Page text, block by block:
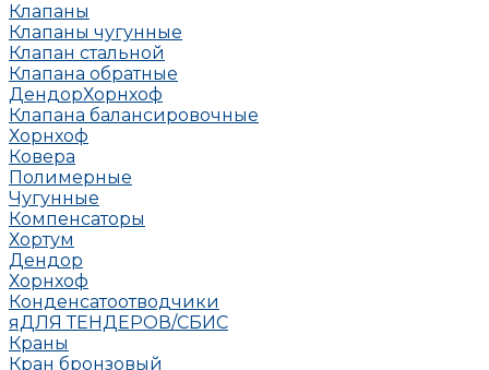
Клапаны
Клапаны чугунные
Клапан стальной
Клапана обратные
ДендорХорнхоф
Клапана балансировочные
Хорнхоф
Ковера
Полимерные
Чугунные
Компенсаторы
Хортум
Дендор
Хорнхоф
Конденсатоотводчики
яДЛЯ ТЕНДЕРОВ/СБИС
Краны
Кран бронзовый